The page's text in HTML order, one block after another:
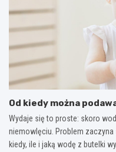
Od kiedy można
Wydaje się to proste: skoro
niemowlęciu. Problem zaczyna
kiedy, ile i jaką wodę z butelki